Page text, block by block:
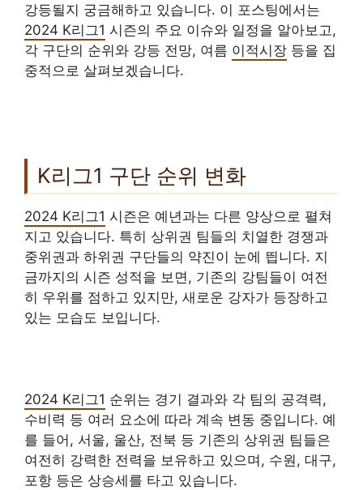
강등될지 궁금해하고 있습니다. 이 포스팅에서는
2024 K리그1 시즌의 주요 이슈와 일정을 알아보고,
각 구단의 순위와 강등 전망, 여름 이적시장 등을 집
중적으로 살펴보겠습니다.
K리그1 구단 순위 변화
2024 K리그1 시즌은 예년과는 다른 양상으로 펼쳐
지고 있습니다. 특히 상위권 팀들의 치열한 경쟁과
중위권과 하위권 구단들의 약진이 눈에 띕니다. 지
금까지의 시즌 성적을 보면, 기존의 강팀들이 여전
히 우위를 점하고 있지만, 새로운 강자가 등장하고
있는 모습도 보입니다.
2024 K리그1 순위는 경기 결과와 각 팀의 공격력,
수비력 등 여러 요소에 따라 계속 변동 중입니다. 예
를 들어, 서울, 울산, 전북 등 기존의 상위권 팀들은
여전히 강력한 전력을 보유하고 있으며, 수원, 대구,
포항 등은 상승세를 타고 있습니다.